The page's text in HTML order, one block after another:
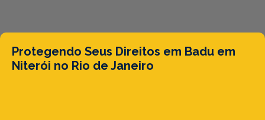
Protegendo Seus Direitos em Badu em
Niterói no Rio de Janeiro